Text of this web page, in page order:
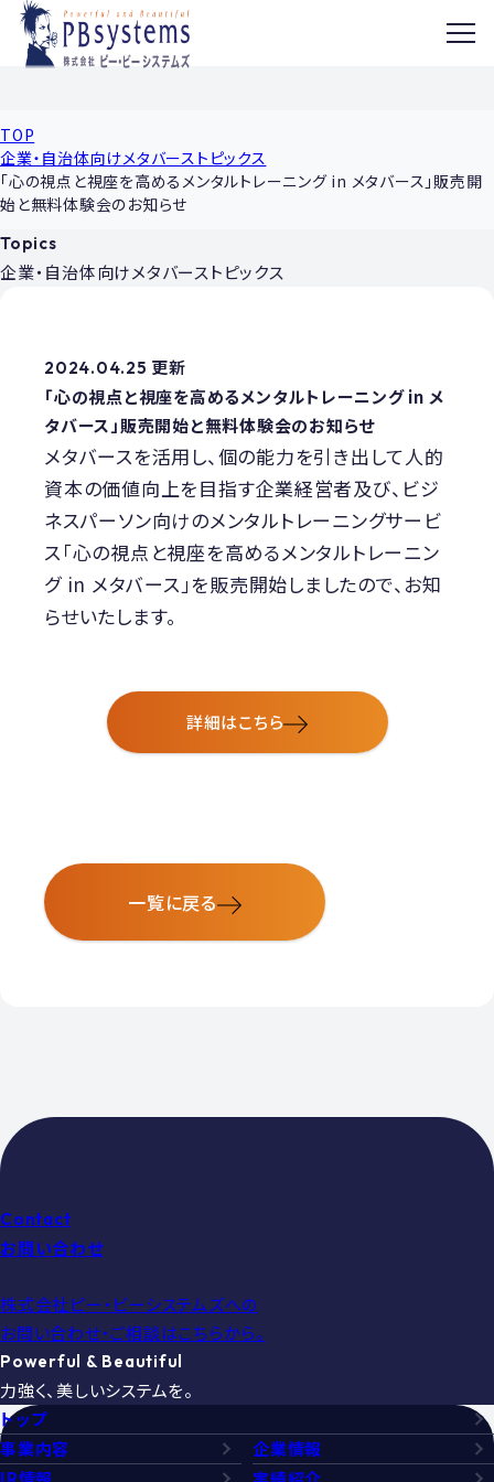
TOP
企業・自治体向けメタバーストピックス
「心の視点と視座を高めるメンタルトレーニング in メタバース」販売開
始と無料体験会のお知らせ
Topics
企業・自治体向けメタバーストピックス
2024.04.25 更新
「心の視点と視座を高めるメンタルトレーニング in メ
タバース」販売開始と無料体験会のお知らせ
メタバースを活用し、個の能力を引き出して人的
資本の価値向上を目指す企業経営者及び、ビジ
ネスパーソン向けのメンタルトレーニングサービ
ス「心の視点と視座を高めるメンタルトレーニン
グ in メタバース」を販売開始しましたので、お知
らせいたします。
詳細はこちら
一覧に戻る
Contact
お問い合わせ
株式会社ピー・ビーシステムズへの
お問い合わせ・ご相談はこちらから。
Powerful & Beautiful
力強く、美しいシステムを。
トップ
事業内容
企業情報